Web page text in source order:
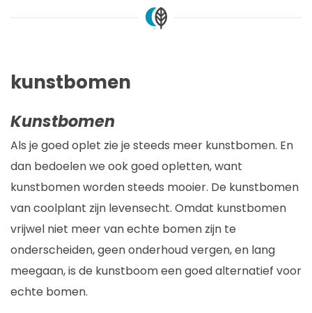
kunstbomen
Kunstbomen
Als je goed oplet zie je steeds meer kunstbomen. En
dan bedoelen we ook goed opletten, want
kunstbomen worden steeds mooier. De kunstbomen
van coolplant zijn levensecht. Omdat kunstbomen
vrijwel niet meer van echte bomen zijn te
onderscheiden, geen onderhoud vergen, en lang
meegaan, is de kunstboom een goed alternatief voor
echte bomen.